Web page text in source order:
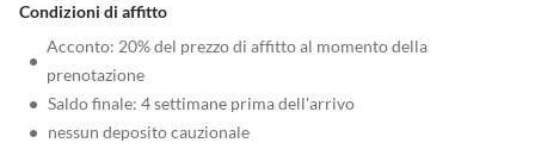
Condizioni di affitto
•
Acconto: 20% del prezzo di affitto al momento della
prenotazione
• Saldo finale: 4 settimane prima dell'arrivo
• nessun deposito cauzionale